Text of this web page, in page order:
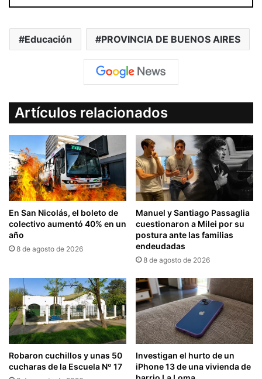
Educación PROVINCIA DE BUENOS AIRES
Artículos relacionados
En San Nicolás, el boleto de
colectivo aumentó 40% en un
año
8 de agosto de 2026
Manuel y Santiago Passaglia
cuestionaron a Milei por su
postura ante las familias
endeudadas
8 de agosto de 2026
Robaron cuchillos y unas 50
cucharas de la Escuela Nº 17
Investigan el hurto de un
iPhone 13 de una vivienda de